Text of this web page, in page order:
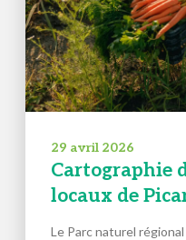
29 avril 2026
Cartographie
locaux de
Le Parc naturel